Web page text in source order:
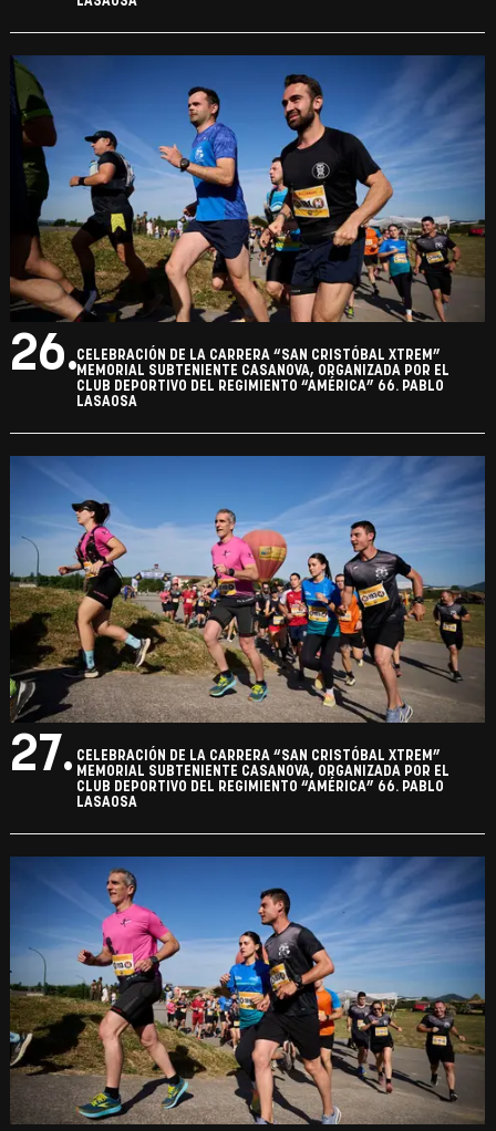
26.CELEBRACIÓN DE LA CARRERA “SAN CRISTÓBAL XTREM”
MEMORIAL SUBTENIENTE CASANOVA, ORGANIZADA POR EL
CLUB DEPORTIVO DEL REGIMIENTO “AMÉRICA” 66. PABLO
LASAOSA
27. CELEBRACIÓN DE LA CARRERA “SAN CRISTÓBAL XTREM”
MEMORIAL SUBTENIENTE CASANOVA, ORGANIZADA POR EL
CLUB DEPORTIVO DEL REGIMIENTO “AMÉRICA” 66. PABLO
LASAOSA